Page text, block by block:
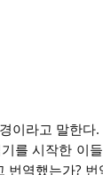
이라고 말한
를 시작한 이
번역했는가?